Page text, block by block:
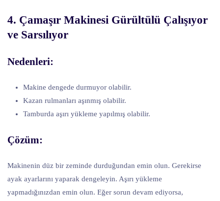
4. Çamaşır Makinesi Gürültülü Çalışıyor
ve Sarsılıyor
Nedenleri:
Makine dengede durmuyor olabilir.
Kazan rulmanları aşınmış olabilir.
Tamburda aşırı yükleme yapılmış olabilir.
Çözüm:
Makinenin düz bir zeminde durduğundan emin olun. Gerekirse
ayak ayarlarını yaparak dengeleyin. Aşırı yükleme
yapmadığınızdan emin olun. Eğer sorun devam ediyorsa,